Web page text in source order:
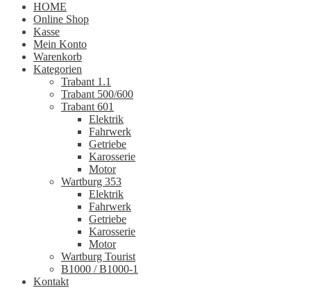
HOME
Online Shop
Kasse
Mein Konto
Warenkorb
Kategorien
Trabant 1.1
Trabant 500/600
Trabant 601
Elektrik
Fahrwerk
Getriebe
Karosserie
Motor
Wartburg 353
Elektrik
Fahrwerk
Getriebe
Karosserie
Motor
Wartburg Tourist
B1000 / B1000-1
Kontakt